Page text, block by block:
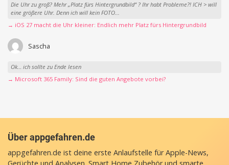
Die Uhr zu groß? Mehr „Platz fürs Hintergrundbild“ ? Ihr habt Probleme?! ICH > will
eine größere Uhr. Denn ich will kein FOTO...
→ iOS 27 macht die Uhr kleiner: Endlich mehr Platz fürs Hintergrundbild
Sascha
Ok… ich sollte zu Ende lesen
→ Microsoft 365 Family: Sind die guten Angebote vorbei?
Über appgefahren.de
appgefahren.de ist deine erste Anlaufstelle für Apple-News,
Gerüchte und Analysen. Smart Home Zubehör und smarte